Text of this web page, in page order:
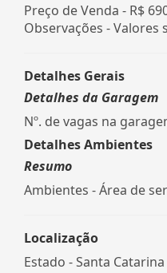
Preço de Venda - R$
Observações - Valores
Detalhes Gerais
Detalhes da Garagem
Nº. de vagas na
Detalhes Ambientes
Resumo
Ambientes - Área de
Localização
Estado -Santa Catarina